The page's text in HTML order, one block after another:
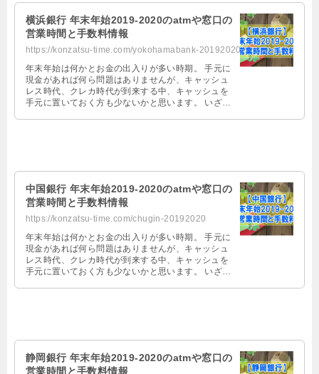
横浜銀行 年末年始2019-2020のatmや窓口の
営業時間と手数料情報
https://konzatsu-time.com/yokohamabank-20192020
年末年始は何かとお金の出入りが多い時期。 手元に
現金があれば何ら問題はありませんが、キャッシュ
レス時代、クレカ時代が到来する中、キャッシュを
手元に置いておく方も少ないかと思います。 いざ、
中国銀行 年末年始2019-2020のatmや窓口の
営業時間と手数料情報
https://konzatsu-time.com/chugin-20192020
年末年始は何かとお金の出入りが多い時期。 手元に
現金があれば何ら問題はありませんが、キャッシュ
レス時代、クレカ時代が到来する中、キャッシュを
手元に置いておく方も少ないかと思います。 いざ、
静岡銀行 年末年始2019-2020のatmや窓口の
営業時間と手数料情報